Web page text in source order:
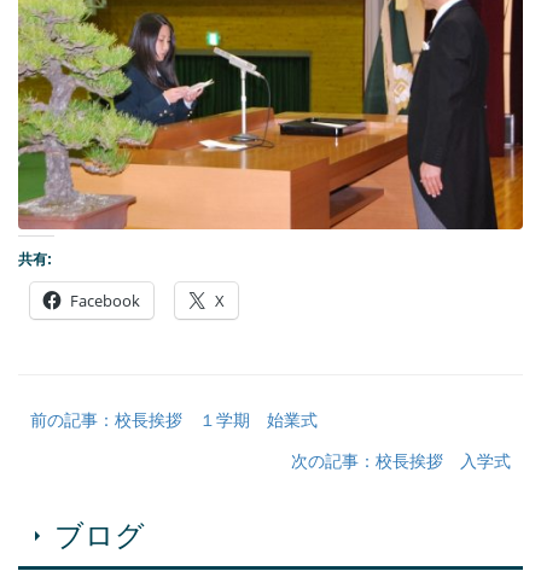
共有:
Facebook X
前の記事：校長挨拶 １学期 始業式
次の記事：校長挨拶 入学式
ブログ